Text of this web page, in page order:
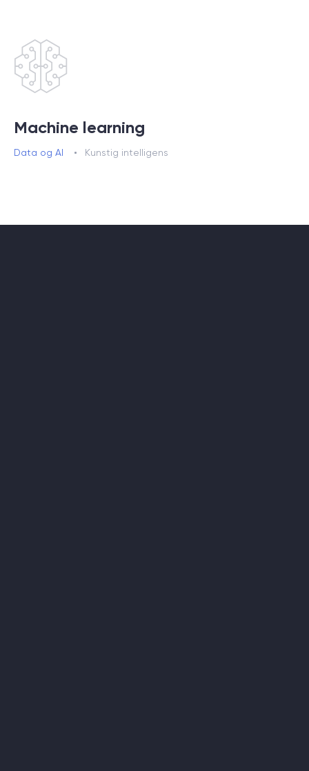
Machine learning
Data og AI Kunstig intelligens